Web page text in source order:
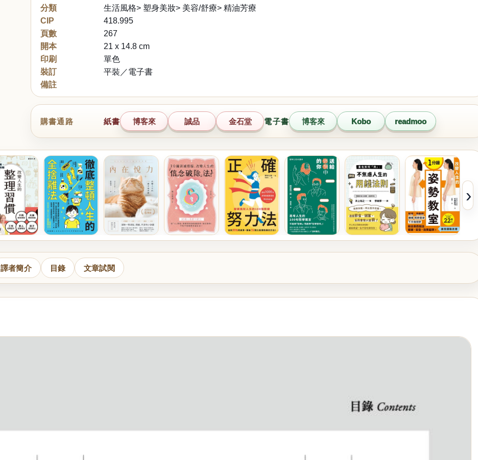
分類
生活風格> 塑身美妝> 美容/舒療> 精油芳療
CIP
418.995
頁數
267
開本
21 x 14.8 cm
印刷
單色
裝訂
平裝／電子書
備註
購書通路 紙書 博客來 誠品 金石堂 電子書 博客來 Kobo readmoo
›
譯者簡介 目錄 文章試閱